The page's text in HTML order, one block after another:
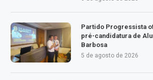
Partido Progressista
pré-candidatura de
Barbosa
5 de agosto de 2026